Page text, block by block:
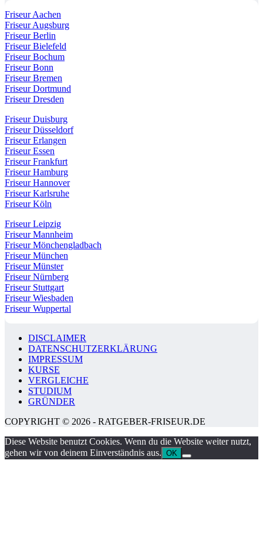
Friseur Aachen
Friseur Augsburg
Friseur Berlin
Friseur Bielefeld
Friseur Bochum
Friseur Bonn
Friseur Bremen
Friseur Dortmund
Friseur Dresden
Friseur Duisburg
Friseur Düsseldorf
Friseur Erlangen
Friseur Essen
Friseur Frankfurt
Friseur Hamburg
Friseur Hannover
Friseur Karlsruhe
Friseur Köln
Friseur Leipzig
Friseur Mannheim
Friseur Mönchengladbach
Friseur München
Friseur Münster
Friseur Nürnberg
Friseur Stuttgart
Friseur Wiesbaden
Friseur Wuppertal
DISCLAIMER
DATENSCHUTZERKLÄRUNG
IMPRESSUM
KURSE
VERGLEICHE
STUDIUM
GRÜNDER
COPYRIGHT © 2026 - RATGEBER-FRISEUR.DE
Diese Website benutzt Cookies. Wenn du die Website weiter nutzt,
gehen wir von deinem Einverständnis aus. OK